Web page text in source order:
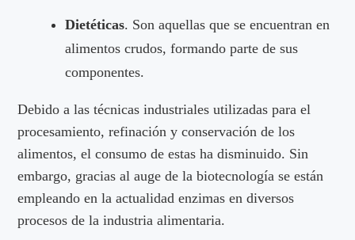
Dietéticas. Son aquellas que se encuentran en
alimentos crudos, formando parte de sus
componentes.
Debido a las técnicas industriales utilizadas para el
procesamiento, refinación y conservación de los
alimentos, el consumo de estas ha disminuido. Sin
embargo, gracias al auge de la biotecnología se están
empleando en la actualidad enzimas en diversos
procesos de la industria alimentaria.